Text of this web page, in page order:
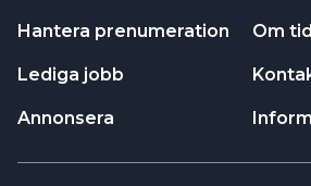
Hantera prenumeration
Lediga jobb
Annonsera
Om